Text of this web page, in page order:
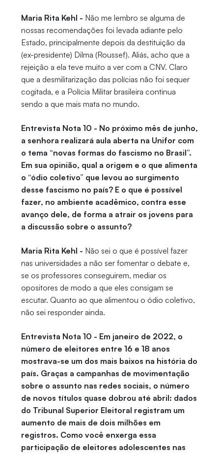
Maria Rita Kehl - Não me lembro se alguma de
nossas recomendações foi levada adiante pelo
Estado, principalmente depois da destituição da
(ex-presidente) Dilma (Roussef). Aliás, acho que a
rejeição a ela teve muito a ver com a CNV. Claro
que a desmilitarização das polícias não foi sequer
cogitada, e a Polícia Militar brasileira continua
sendo a que mais mata no mundo.
Entrevista Nota 10 - No próximo mês de junho,
a senhora realizará aula aberta na Unifor com
o tema “novas formas do fascismo no Brasil”.
Em sua opinião, qual a origem e o que alimenta
o “ódio coletivo” que levou ao surgimento
desse fascismo no país? E o que é possível
fazer, no ambiente acadêmico, contra esse
avanço dele, de forma a atrair os jovens para
a discussão sobre o assunto?
Maria Rita Kehl - Não sei o que é possível fazer
nas universidades a não ser fomentar o debate e,
se os professores conseguirem, mediar os
opositores de modo a que eles consigam se
escutar. Quanto ao que alimentou o ódio coletivo,
não sei responder ainda.
Entrevista Nota 10 - Em janeiro de 2022, o
número de eleitores entre 16 e 18 anos
mostrava-se um dos mais baixos na história do
país. Graças a campanhas de movimentação
sobre o assunto nas redes sociais, o número
de novos títulos quase dobrou até abril: dados
do Tribunal Superior Eleitoral registram um
aumento de mais de dois milhões em
registros. Como você enxerga essa
participação de eleitores adolescentes nas